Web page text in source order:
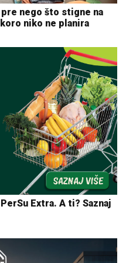
nego što stigne na
niko ne planira
Extra. A ti? Saznaj